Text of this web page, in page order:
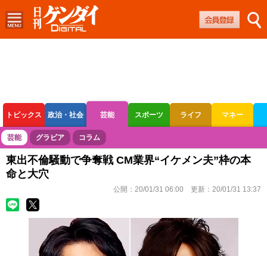
トピックス 政治・社会 芸能 スポーツ ライフ マネー
ボートレース 競輪 オートレース
芸能 グラビア コラム
東出不倫騒動で争奪戦 CM業界“イケメン夫”枠の本
命と大穴
公開： 20/01/31 06:00 更新： 20/01/31 13:37